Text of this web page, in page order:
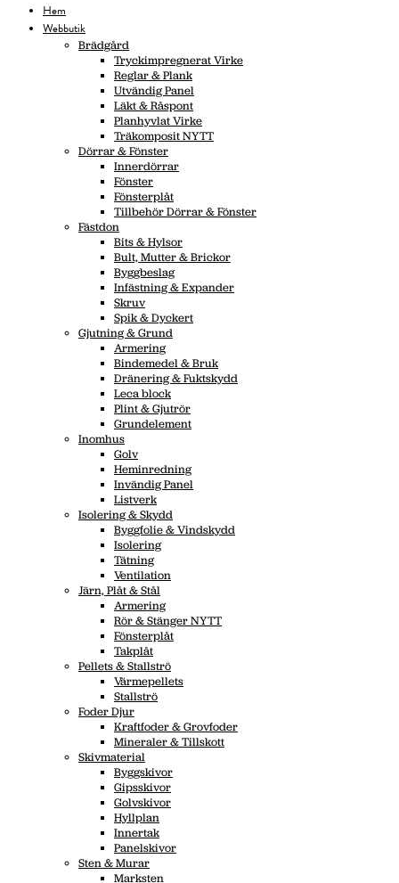
Hem
Webbutik
Brädgård
Tryckimpregnerat Virke
Reglar & Plank
Utvändig Panel
Läkt & Råspont
Planhyvlat Virke
Träkomposit NYTT
Dörrar & Fönster
Innerdörrar
Fönster
Fönsterplåt
Tillbehör Dörrar & Fönster
Fästdon
Bits & Hylsor
Bult, Mutter & Brickor
Byggbeslag
Infästning & Expander
Skruv
Spik & Dyckert
Gjutning & Grund
Armering
Bindemedel & Bruk
Dränering & Fuktskydd
Leca block
Plint & Gjutrör
Grundelement
Inomhus
Golv
Heminredning
Invändig Panel
Listverk
Isolering & Skydd
Byggfolie & Vindskydd
Isolering
Tätning
Ventilation
Järn, Plåt & Stål
Armering
Rör & Stänger NYTT
Fönsterplåt
Takplåt
Pellets & Stallströ
Värmepellets
Stallströ
Foder Djur
Kraftfoder & Grovfoder
Mineraler & Tillskott
Skivmaterial
Byggskivor
Gipsskivor
Golvskivor
Hyllplan
Innertak
Panelskivor
Sten & Murar
Marksten